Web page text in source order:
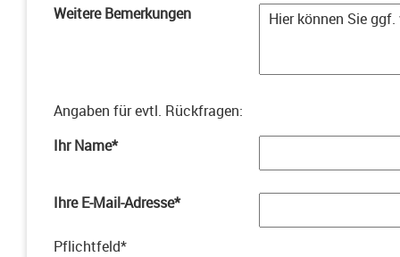
Weitere Bemerkungen
Angaben für evtl. Rückfragen:
Ihr Name*
Ihre E-Mail-Adresse*
Pflichtfeld*